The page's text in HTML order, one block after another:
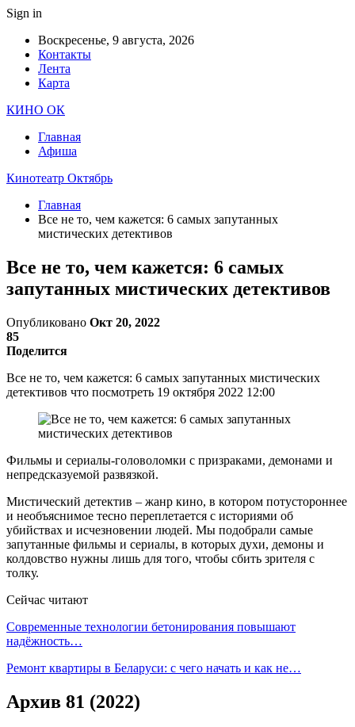
Sign in
Воскресенье, 9 августа, 2026
Контакты
Лента
Карта
КИНО ОК
Главная
Афиша
Кинотеатр Октябрь
Главная
Все не то, чем кажется: 6 самых запутанных
мистических детективов
Все не то, чем кажется: 6 самых
запутанных мистических детективов
Опубликовано Окт 20, 2022
85
Поделится
Все не то, чем кажется: 6 самых запутанных мистических
детективов что посмотреть 19 октября 2022 12:00
Фильмы и сериалы-головоломки с призраками, демонами и
непредсказуемой развязкой.
Мистический детектив – жанр кино, в котором потустороннее
и необъяснимое тесно переплетается с историями об
убийствах и исчезновении людей. Мы подобрали самые
запутанные фильмы и сериалы, в которых духи, демоны и
колдовство нужны лишь для того, чтобы сбить зрителя с
толку.
Сейчас читают
Современные технологии бетонирования повышают
надёжность…
Ремонт квартиры в Беларуси: с чего начать и как не…
Архив 81 (2022)